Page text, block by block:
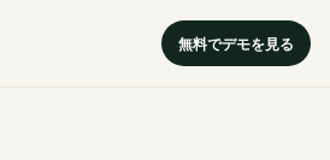
無料でデモを見る